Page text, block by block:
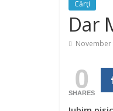
Cărţi
Dar
November
0
SHARES